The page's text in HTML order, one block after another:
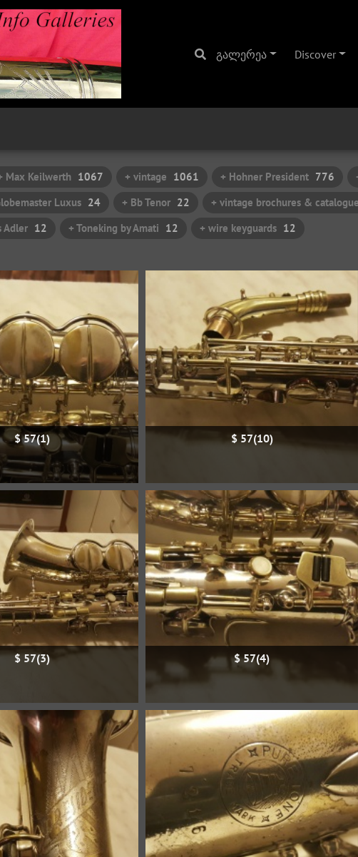
გალერეა Discover
Max Keilwerth 1067 + vintage 1061 + Hohner President 776
Luxus 24 + Bb Tenor 22 + vintage brochures &
Adler 12 + Toneking by Amati 12 + wire keyguards 12
$ 57(1) $ 57(10)
$ 57(3) $ 57(4)